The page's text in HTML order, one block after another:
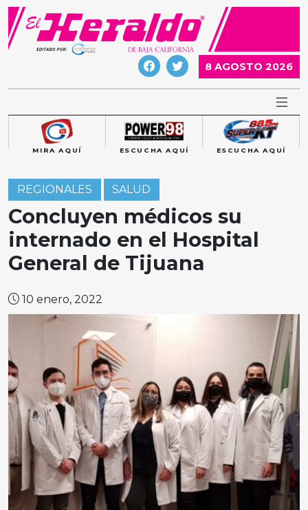
Skip
content
8 AGOSTO 2026
MIRA AQUÍ ESCUCHA AQUÍ ESCUCHA AQUÍ
REGIONALES SALUD
Concluyen médicos su
internado en el Hospital
General de Tijuana
10 enero, 2022